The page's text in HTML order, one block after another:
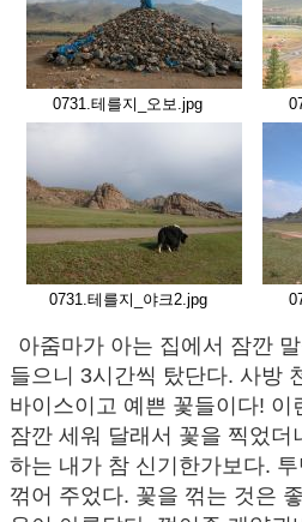
0731.테를지_오보.jpg
0731.테를지_야크2.jpg
아줌마가 아는 집에서 잠깐
들으니 3시간씩 탔단다. 사방
바이스이고 예쁜 꽃들이다!
잠깐 세워 달래서 꽃을 찍었
하는 내가 참 신기한가보다.
꺾어 주었다. 꽃을 꺾는 것은